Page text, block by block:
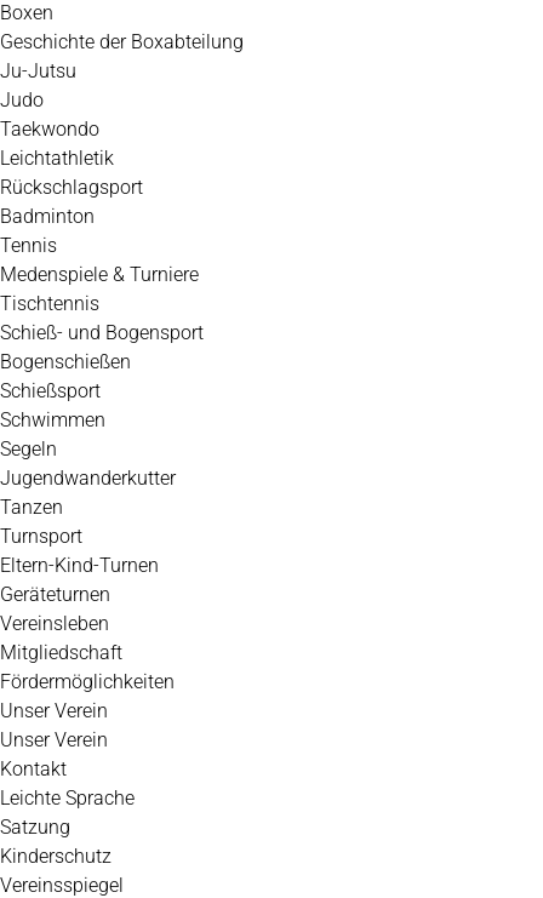
Boxen
Geschichte der Boxabteilung
Ju-Jutsu
Judo
Taekwondo
Leichtathletik
Rückschlagsport
Badminton
Tennis
Medenspiele & Turniere
Tischtennis
Schieß- und Bogensport
Bogenschießen
Schießsport
Schwimmen
Segeln
Jugendwanderkutter
Tanzen
Turnsport
Eltern-Kind-Turnen
Geräteturnen
Vereinsleben
Mitgliedschaft
Fördermöglichkeiten
Unser Verein
Unser Verein
Kontakt
Leichte Sprache
Satzung
Kinderschutz
Vereinsspiegel